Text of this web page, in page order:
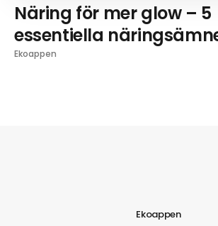
Näring för mer glow – 5
essentiella
Ekoappen
Ekoappen